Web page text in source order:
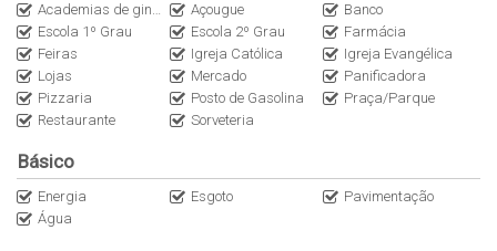
Academias de ginástica Açougue
Banco
Escola 1º Grau
Escola 2º Grau
Farmácia
Feiras
Igreja Católica
Igreja Evangélica
Lojas
Mercado
Panificadora
Pizzaria
Posto de Gasolina
Praça/Parque
Restaurante
Sorveteria
Básico
Energia Esgoto
Pavimentação
Água